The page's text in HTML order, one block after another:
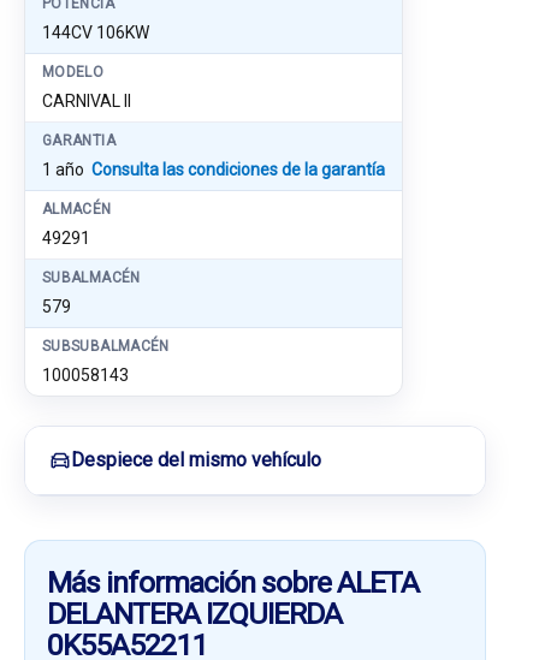
POTENCIA
144CV 106KW
MODELO
CARNIVAL II
GARANTIA
1 año Consulta las condiciones de la garantía
ALMACÉN
49291
SUBALMACÉN
579
SUBSUBALMACÉN
100058143
Despiece del mismo vehículo
Más información sobre ALETA
DELANTERA IZQUIERDA
0K55A52211